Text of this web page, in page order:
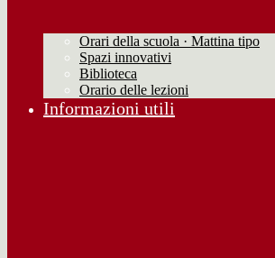
Orari della scuola · Mattina tipo
Spazi innovativi
Biblioteca
Orario delle lezioni
Informazioni utili